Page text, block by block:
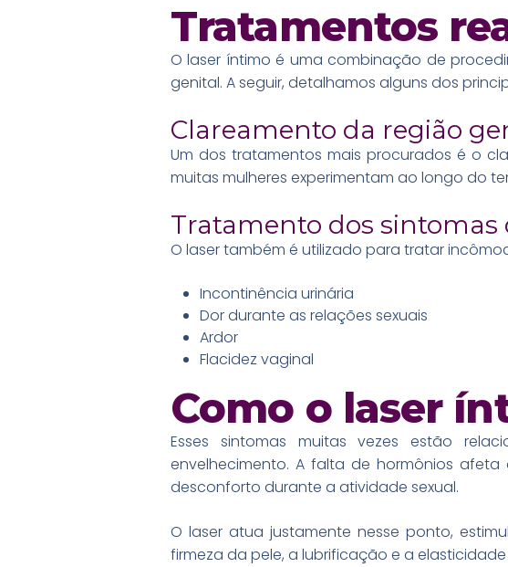
Tratamentos
O laser íntimo é uma combinação de
genital. A seguir, detalhamos alguns dos
Clareamento da região
Um dos tratamentos mais procurados é o
muitas mulheres experimentam ao longo do
Tratamento dos sintomas
O laser também é utilizado para tratar
Incontinência urinária
Dor durante as relações sexuais
Ardor
Flacidez vaginal
Como o laser
Esses sintomas muitas vezes estão
envelhecimento. A falta de hormônios
desconforto durante a atividade sexual.
O laser atua justamente nesse ponto,
firmeza da pele, a lubrificação e a